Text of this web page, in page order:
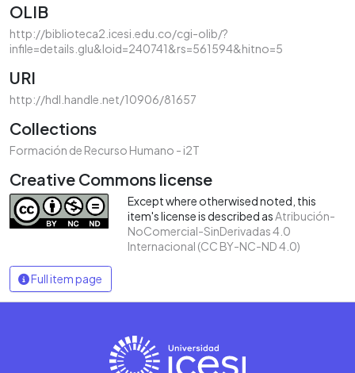
OLIB
http://biblioteca2.icesi.edu.co/cgi-olib/?
infile=details.glu&loid=240741&rs=561594&hitno=5
URI
http://hdl.handle.net/10906/81657
Collections
Formación de Recurso Humano - i2T
Creative Commons license
Except where otherwised noted, this
item's license is described asAtribución-
NoComercial-SinDerivadas 4.0
Internacional (CC BY-NC-ND 4.0)
Full item page